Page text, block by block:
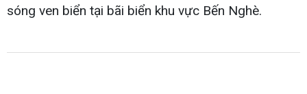
sóng ven biển tại bãi biển khu vực Bến Nghè.